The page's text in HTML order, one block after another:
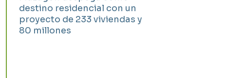
destino residencial con un
proyecto de 233 viviendas y
80 millones